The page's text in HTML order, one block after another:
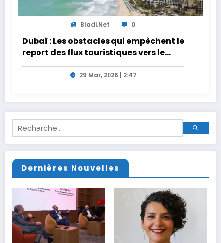
Bladi.net 0
Dubaï : Les obstacles qui empêchent le
report des flux touristiques vers le
Maroc
29 Mar, 2026 | 2:47
Dernières Nouvelles